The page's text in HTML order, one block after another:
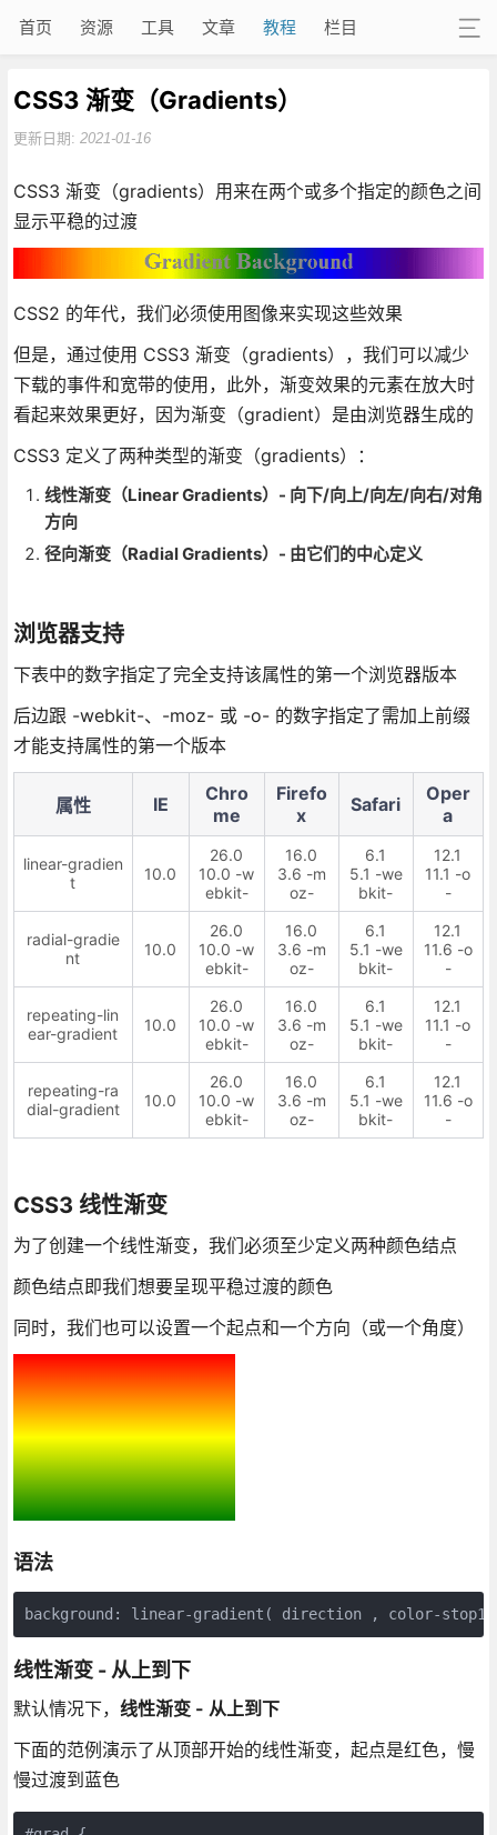
首页 资源 工具 文章 教程 栏目
CSS3 渐变（Gradients）
更新日期: 2021-01-16
CSS3 渐变（gradients）用来在两个或多个指定的颜色之间
显示平稳的过渡
CSS2 的年代，我们必须使用图像来实现这些效果
但是，通过使用 CSS3 渐变（gradients），我们可以减少
下载的事件和宽带的使用，此外，渐变效果的元素在放大时
看起来效果更好，因为渐变（gradient）是由浏览器生成的
CSS3 定义了两种类型的渐变（gradients）：
线性渐变（Linear Gradients）- 向下/向上/向左/向右/对角
方向
径向渐变（Radial Gradients）- 由它们的中心定义
浏览器支持
下表中的数字指定了完全支持该属性的第一个浏览器版本
后边跟 -webkit-、-moz- 或 -o- 的数字指定了需加上前缀
才能支持属性的第一个版本
属性 IE
Chro
me
Firefo
x
Safari
Oper
a
linear-gradien
t
10.0
26.0
10.0 -w
ebkit-
16.0
3.6 -m
oz-
6.1
5.1 -we
bkit-
12.1
11.1 -o
-
radial-gradie
nt
10.0
26.0
10.0 -w
ebkit-
16.0
3.6 -m
oz-
6.1
5.1 -we
bkit-
12.1
11.6 -o
-
repeating-lin
ear-gradient
10.0
26.0
10.0 -w
ebkit-
16.0
3.6 -m
oz-
6.1
5.1 -we
bkit-
12.1
11.1 -o
-
repeating-ra
dial-gradient
10.0
26.0
10.0 -w
ebkit-
16.0
3.6 -m
oz-
6.1
5.1 -we
bkit-
12.1
11.6 -o
-
CSS3 线性渐变
为了创建一个线性渐变，我们必须至少定义两种颜色结点
颜色结点即我们想要呈现平稳过渡的颜色
同时，我们也可以设置一个起点和一个方向（或一个角度）
语法
background : linear-gradient ( direction , color-stop1
线性渐变 - 从上到下
默认情况下， 线性渐变 - 从上到下
下面的范例演示了从顶部开始的线性渐变，起点是红色，慢
慢过渡到蓝色